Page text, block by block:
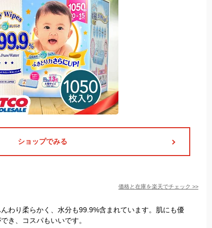
ショップでみる
価格と在庫を楽天でチェック >>
わり柔らかく、水分も99.9%含まれています。肌にも優
き、コスパもいいです。